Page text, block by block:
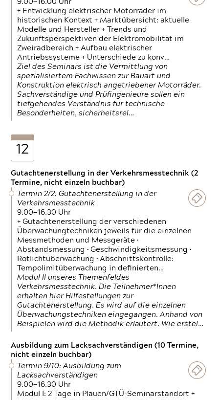
9.00—16.00 Uhr
+ Entwicklung elektrischer Motorräder im
historischen Kontext + Marktübersicht: aktuelle
Modelle und Hersteller + Trends und
Zukunftsperspektiven der Elektromobilität im
Zweiradbereich + Aufbau elektrischer
Antriebssysteme + Unterschiede zu konv…
Ziel des Seminars ist die Vermittlung von
spezialisiertem Fachwissen zur Bauart und
Konstruktion elektrisch angetriebener Motorräder.
Sachverständige und Prüfingenieure sollen ein
tiefgehendes Verständnis für technische
Besonderheiten, sicherheitsrel…
12
Gutachtenerstellung in der Verkehrsmesstechnik (2
Termine, nicht einzeln buchbar)
Termin 2/2: Gutachtenerstellung in der
Verkehrsmesstechnik
9.00—16.30 Uhr
+ Gutachtenerstellung der verschiedenen
Überwachungtechniken jeweils für die einzelnen
Messmethoden und Messgeräte •
Abstandsmessung • Geschwindigkeitsmessung •
Rotlichtüberwachung • Abschnittskontrolle:
Tempolimitüberwachung in definierten…
Modul II unseres Themenfeldes
Verkehrsmesstechnik. Die Teilnehmer*Innen
erhalten hier Hilfestellungen zur
Gutachtenerstellung. Es wird auf die einzelnen
Überwachungstechniken eingegangen. Anhand von
Beispielen wird die Methodik erläutert. Wie erstel…
Ausbildung zum Lacksachverständigen (10 Termine,
nicht einzeln buchbar)
Termin 9/10: Ausbildung zum
Lacksachverständigen
9.00—16.30 Uhr
Modul I: 2 Tage in Plauen/GTÜ-Seminarstandort +